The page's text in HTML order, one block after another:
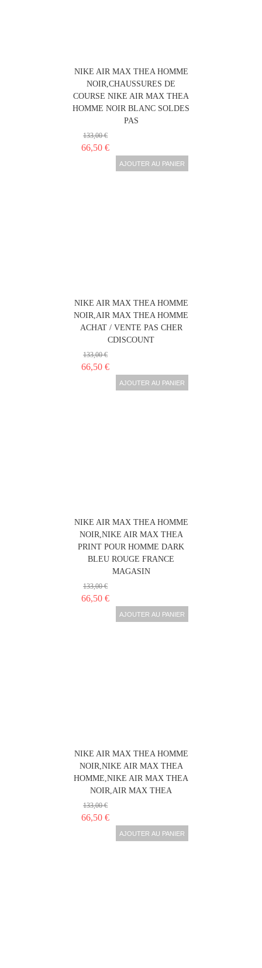
NIKE AIR MAX THEA HOMME
NOIR,CHAUSSURES DE
COURSE NIKE AIR MAX THEA
HOMME NOIR BLANC SOLDES
PAS
133,00 €
66,50 €
AJOUTER AU PANIER
NIKE AIR MAX THEA HOMME
NOIR,AIR MAX THEA HOMME
ACHAT / VENTE PAS CHER
CDISCOUNT
133,00 €
66,50 €
AJOUTER AU PANIER
NIKE AIR MAX THEA HOMME
NOIR,NIKE AIR MAX THEA
PRINT POUR HOMME DARK
BLEU ROUGE FRANCE
MAGASIN
133,00 €
66,50 €
AJOUTER AU PANIER
NIKE AIR MAX THEA HOMME
NOIR,NIKE AIR MAX THEA
HOMME,NIKE AIR MAX THEA
NOIR,AIR MAX THEA
133,00 €
66,50 €
AJOUTER AU PANIER